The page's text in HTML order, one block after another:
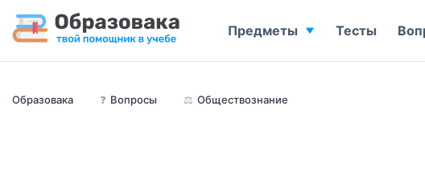
Образовака ❓ Вопросы ⚖️ Обществознание
Предметы Тесты